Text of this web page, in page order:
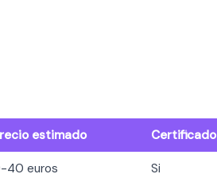
estimado Certificado
40 euros Si